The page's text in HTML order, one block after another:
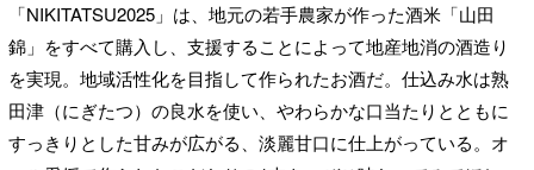
「NIKITATSU2025」は、地元の若手農家が作った酒米「山田
錦」をすべて購入し、支援することによって地産地消の酒造り
を実現。地域活性化を目指して作られたお酒だ。仕込み水は熟
田津（にぎたつ）の良水を使い、やわらかな口当たりとともに
すっきりとした甘みが広がる、淡麗甘口に仕上がっている。オ